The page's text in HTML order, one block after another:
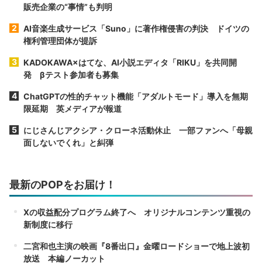
販売企業の“事情”も判明
AI音楽生成サービス「Suno」に著作権侵害の判決 ドイツの
権利管理団体が提訴
KADOKAWA×はてな、AI小説エディタ「RIKU」を共同開
発 βテスト参加者も募集
ChatGPTの性的チャット機能「アダルトモード」導入を無期
限延期 英メディアが報道
にじさんじアクシア・クローネ活動休止 一部ファンへ「母親
面しないでくれ」と糾弾
最新のPOPをお届け！
Xの収益配分プログラム終了へ オリジナルコンテンツ重視の
新制度に移行
二宮和也主演の映画『8番出口』金曜ロードショーで地上波初
放送 本編ノーカット